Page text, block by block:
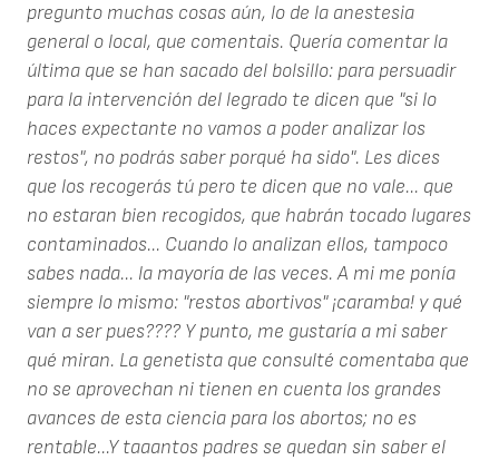
pregunto muchas cosas aún, lo de la anestesia
general o local, que comentais. Quería comentar la
última que se han sacado del bolsillo: para persuadir
para la intervención del legrado te dicen que "si lo
haces expectante no vamos a poder analizar los
restos", no podrás saber porqué ha sido". Les dices
que los recogerás tú pero te dicen que no vale... que
no estaran bien recogidos, que habrán tocado lugares
contaminados... Cuando lo analizan ellos, tampoco
sabes nada... la mayoría de las veces. A mi me ponía
siempre lo mismo: "restos abortivos" ¡caramba! y qué
van a ser pues???? Y punto, me gustaría a mi saber
qué miran. La genetista que consulté comentaba que
no se aprovechan ni tienen en cuenta los grandes
avances de esta ciencia para los abortos; no es
rentable...Y taaantos padres se quedan sin saber el